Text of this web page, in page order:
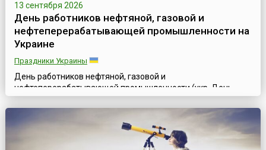
13 сентября 2026
День работников нефтяной, газовой и
нефтеперерабатывающей промышленности на
Украине
Праздники Украины
День работников нефтяной, газовой и
нефтеперерабатывающей промышленности (укр. День
працівників нафтової, газової та нафтопереробної
промисловості) отмечается на Украине ежегодно во второе
воскресенье сентября, согласно Указу Президента №
302/93 от 12 августа 1993 года, в поддержку инициативы
работников нефтяной, газовой, нефтеперерабатывающей